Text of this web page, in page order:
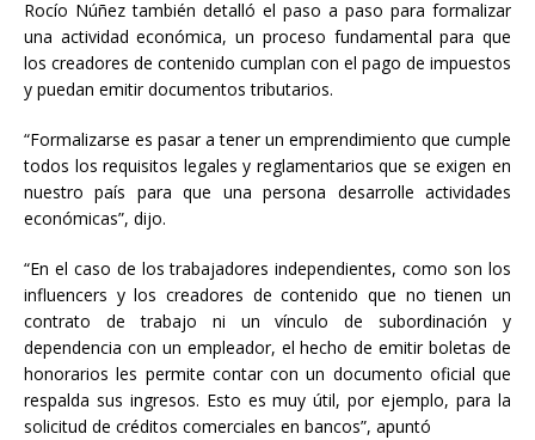
Rocío Núñez también detalló el paso a paso para formalizar
una actividad económica, un proceso fundamental para que
los creadores de contenido cumplan con el pago de impuestos
y puedan emitir documentos tributarios.
“Formalizarse es pasar a tener un emprendimiento que cumple
todos los requisitos legales y reglamentarios que se exigen en
nuestro país para que una persona desarrolle actividades
económicas”, dijo.
“En el caso de los trabajadores independientes, como son los
influencers y los creadores de contenido que no tienen un
contrato de trabajo ni un vínculo de subordinación y
dependencia con un empleador, el hecho de emitir boletas de
honorarios les permite contar con un documento oficial que
respalda sus ingresos. Esto es muy útil, por ejemplo, para la
solicitud de créditos comerciales en bancos”, apuntó